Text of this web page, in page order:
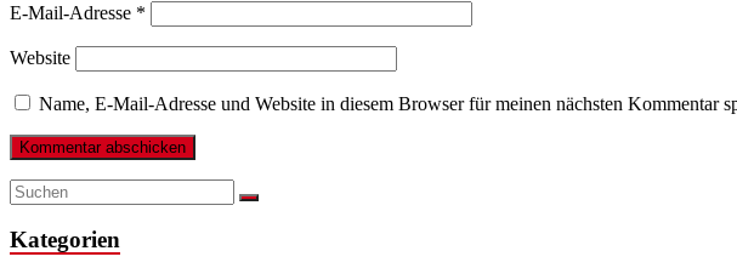
E-Mail-Adresse *
Website
Name, E-Mail-Adresse und Website in diesem Browser für meinen nächsten Kommentar
Kategorien